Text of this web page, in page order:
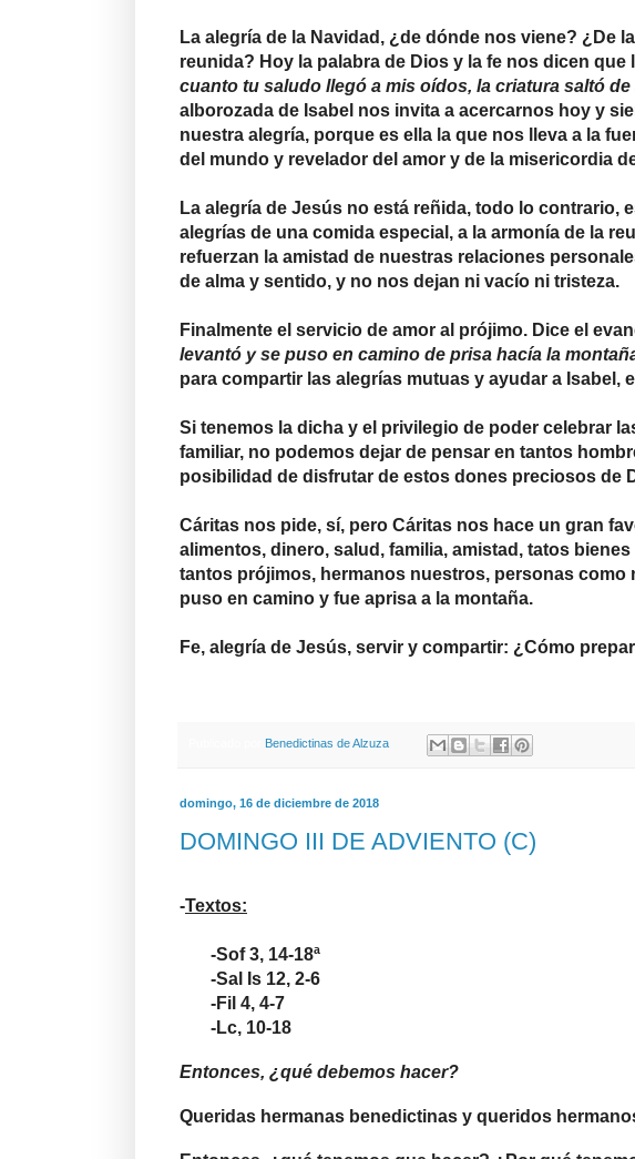
La alegría de la Navidad, ¿de dónde nos viene? ¿De
reunida? Hoy la palabra de Dios y la fe nos dicen
cuanto tu saludo llegó a mis oídos, la criatura saltó de
alborozada de Isabel nos invita a acercarnos hoy y
nuestra alegría, porque es ella la que nos lleva a la
del mundo y revelador del amor y de la misericordia
La alegría de Jesús no está reñida, todo lo contrario,
alegrías de una comida especial, a la armonía de la
refuerzan la amistad de nuestras relaciones
de alma y sentido, y no nos dejan ni vacío ni tristeza.
Finalmente el servicio de amor al prójimo. Dice el
levantó y se puso en camino de prisa hacía la
para compartir las alegrías mutuas y ayudar a Isabel,
Si tenemos la dicha y el privilegio de poder celebrar
familiar, no podemos dejar de pensar en tantos
posibilidad de disfrutar de estos dones preciosos de
Cáritas nos pide, sí, pero Cáritas nos hace un gran
alimentos, dinero, salud, familia, amistad, tatos
tantos prójimos, hermanos nuestros, personas como
puso en camino y fue aprisa a la montaña.
Fe, alegría de Jesús, servir y compartir: ¿Cómo
Benedictinas de Alzuza
domingo, 16 de diciembre de 2018
DOMINGO III DE ADVIENTO (C)
-Textos:
-Sof 3, 14-18ª
-Sal Is 12, 2-6
-Fil 4, 4-7
-Lc, 10-18
Entonces, ¿qué debemos hacer?
Queridas hermanas benedictinas y queridos